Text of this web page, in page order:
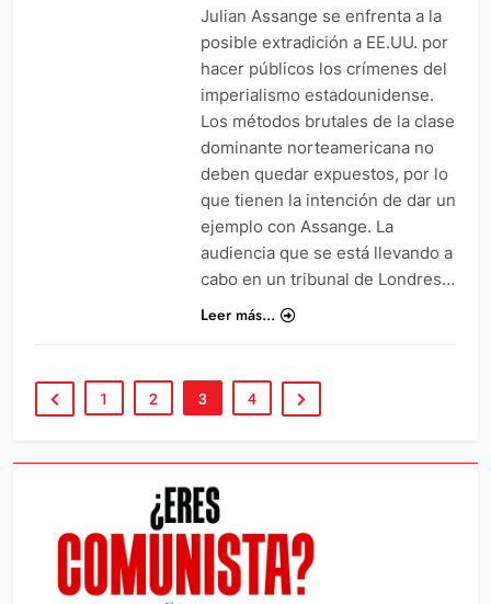
Julian Assange se enfrenta a la
posible extradición a EE.UU. por
hacer públicos los crímenes del
imperialismo estadounidense.
Los métodos brutales de la clase
dominante norteamericana no
deben quedar expuestos, por lo
que tienen la intención de dar un
ejemplo con Assange. La
audiencia que se está llevando a
cabo en un tribunal de Londres…
Leer más...
1 2 3 4